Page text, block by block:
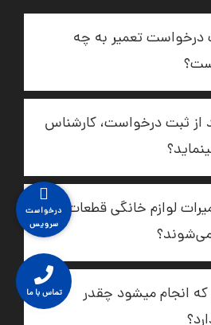
درخواست تعمیر به چه
از ثبت درخواست، کارشناس
لوازم خانگی قطعات
که انجام میشود چقدر
درخواست
سرویس
تماس با ما